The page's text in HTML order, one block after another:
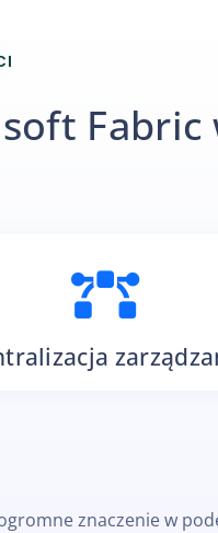
Fabric
znaczenie w